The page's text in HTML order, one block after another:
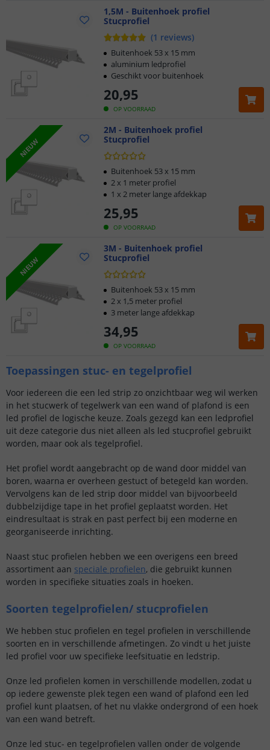
1,5M - Buitenhoek profiel
Stucprofiel
(1 reviews)
OP VOORRAAD
20,95
Buitenhoek 53 x 15 mm
aluminium ledprofiel
Geschikt voor buitenhoek
NIEUW
2M - Buitenhoek profiel
Stucprofiel
OP VOORRAAD
25,95
Buitenhoek 53 x 15 mm
2 x 1 meter profiel
1 x 2 meter lange afdekkap
NIEUW
3M - Buitenhoek profiel
Stucprofiel
OP VOORRAAD
34,95
Buitenhoek 53 x 15 mm
2 x 1,5 meter profiel
3 meter lange afdekkap
Toepassingen stuc- en tegelprofiel
Voor iedereen die een led strip zo onzichtbaar weg wil werken
in het stucwerk of tegelwerk van een wand of plafond is een
led profiel de logische keuze. Zoals gezegd kan een ledprofiel
uit deze categorie dus niet alleen als led stucprofiel gebruikt
worden, maar ook als tegelprofiel.
Het profiel wordt aangebracht op de wand door middel van
boren, waarna er overheen gestuct of betegeld kan worden.
Vervolgens kan de led strip door middel van bijvoorbeeld
dubbelzijdige tape in het profiel geplaatst worden. Het
eindresultaat is strak en past perfect bij een moderne en
georganiseerde inrichting.
Naast stuc profielen hebben we een overigens een breed
assortiment aan speciale profielen, die gebruikt kunnen
worden in specifieke situaties zoals in hoeken.
Soorten tegelprofielen/ stucprofielen
We hebben stuc profielen en tegel profielen in verschillende
soorten en in verschillende afmetingen. Zo vindt u het juiste
led profiel voor uw specifieke leefsituatie en ledstrip.
Onze led profielen komen in verschillende modellen, zodat u
op iedere gewenste plek tegen een wand of plafond een led
profiel kunt plaatsen, of het nu vlakke ondergrond of een hoek
van een wand betreft.
Onze led stuc- en tegelprofielen vallen onder de volgende